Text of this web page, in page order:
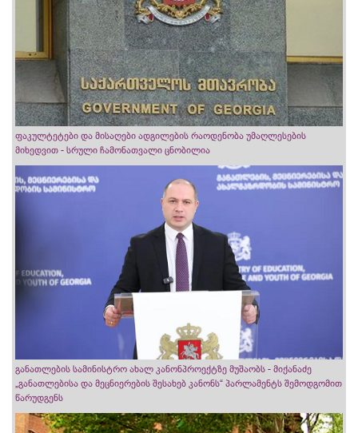
ფაკულტეტები და მისაღები ადგილების რაოდენობა უმაღლესების
მიხედვით - სრული ჩამონათვალი ცნობილია
განათლების სამინისტრო ახალ კანონპროექტზე მუშაობს - მიქანაძე
„განათლებისა და მეცნიერების შესახებ კანონს“ პარლამენტს შემოდგომით
წარუდგენს